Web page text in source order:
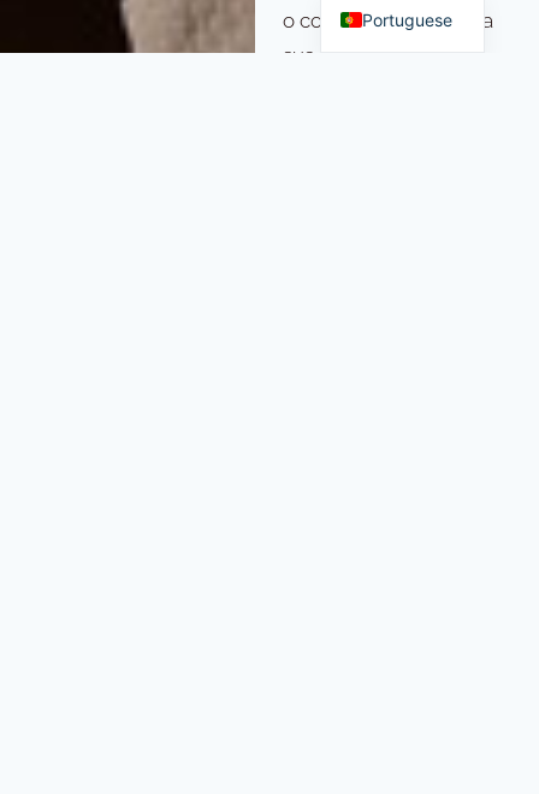
o conforto e o estilo da
sua casa.
Portuguese